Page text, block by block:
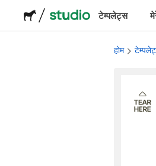
टेम्पलेट्स
होम